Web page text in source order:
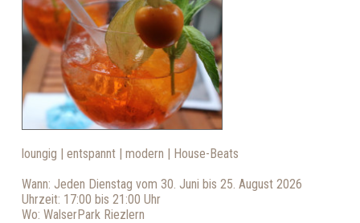
loungig | entspannt | modern | House-Beats
Wann: Jeden Dienstag vom 30. Juni bis 25. August 2026
Uhrzeit: 17:00 bis 21:00 Uhr
Wo: WalserPark Riezlern